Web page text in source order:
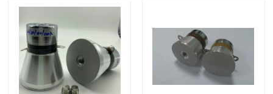
Transductor ultrasónico de la frecuencia multi
transductor ultrasónico piezoeléctrico
De inmersión ultrasónica del transductor